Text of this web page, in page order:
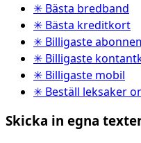
✳ Bästa bredband
✳ Bästa kreditkort
✳ Billigaste
✳ Billigaste
✳ Billigaste mobil
✳ Beställ leksaker
Skicka in egna